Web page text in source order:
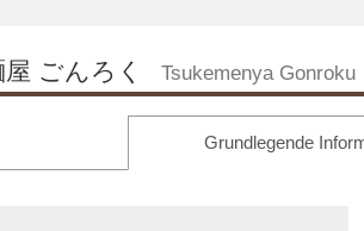
ごんろく Tsukemenya Gonroku
Grundlegende